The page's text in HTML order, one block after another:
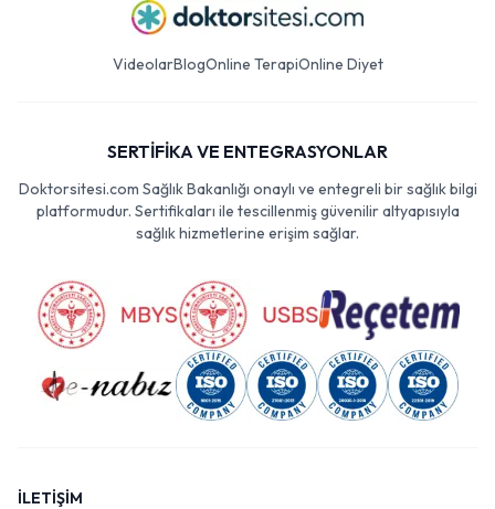
VideolarBlogOnline TerapiOnline Diyet
SERTİFİKA VE ENTEGRASYONLAR
Doktorsitesi.com Sağlık Bakanlığı onaylı ve entegreli bir sağlık bilgi
platformudur. Sertifikaları ile tescillenmiş güvenilir altyapısıyla
sağlık hizmetlerine erişim sağlar.
İLETİŞİM